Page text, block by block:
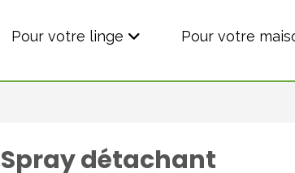
Pour votre linge Pour votre
Spray détachant